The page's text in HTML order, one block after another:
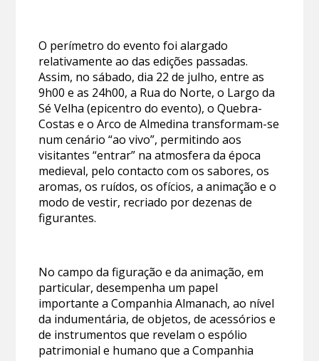
O perímetro do evento foi alargado
relativamente ao das edições passadas.
Assim, no sábado, dia 22 de julho, entre as
9h00 e as 24h00, a Rua do Norte, o Largo da
Sé Velha (epicentro do evento), o Quebra-
Costas e o Arco de Almedina transformam-se
num cenário “ao vivo”, permitindo aos
visitantes “entrar” na atmosfera da época
medieval, pelo contacto com os sabores, os
aromas, os ruídos, os ofícios, a animação e o
modo de vestir, recriado por dezenas de
figurantes.
No campo da figuração e da animação, em
particular, desempenha um papel
importante a Companhia Almanach, ao nível
da indumentária, de objetos, de acessórios e
de instrumentos que revelam o espólio
patrimonial e humano que a Companhia